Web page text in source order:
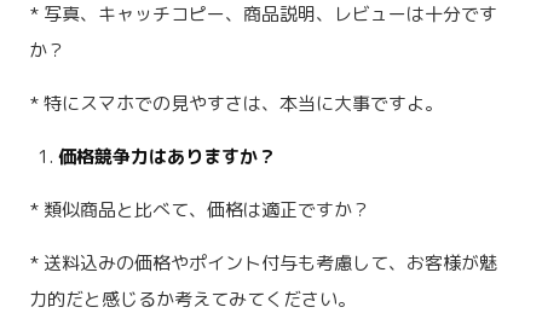
* 写真、キャッチコピー、商品説明、レビューは十分です
か？
* 特にスマホでの見やすさは、本当に大事ですよ。
価格競争力はありますか？
* 類似商品と比べて、価格は適正ですか？
* 送料込みの価格やポイント付与も考慮して、お客様が魅
力的だと感じるか考えてみてください。